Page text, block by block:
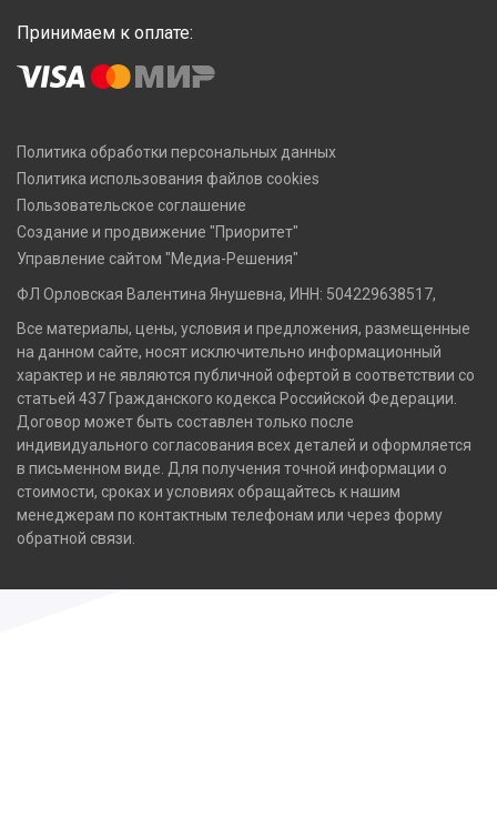
Принимаем к оплате:
Политика обработки персональных данных
Политика использования файлов cookies
Пользовательское соглашение
Создание и продвижение "Приоритет"
Управление сайтом "Медиа-Решения"
ФЛ Орловская Валентина Янушевна, ИНН: 504229638517,
Все материалы, цены, условия и предложения, размещенные
на данном сайте, носят исключительно информационный
характер и не являются публичной офертой в соответствии со
статьей 437 Гражданского кодекса Российской Федерации.
Договор может быть составлен только после
индивидуального согласования всех деталей и оформляется
в письменном виде. Для получения точной информации о
стоимости, сроках и условиях обращайтесь к нашим
менеджерам по контактным телефонам или через форму
обратной связи.